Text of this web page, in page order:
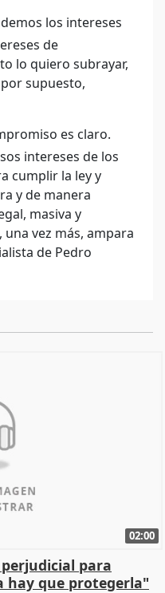
los intereses
de
lo quiero subrayar,
supuesto,
es claro.
intereses de los
cumplir la ley y
y de manera
masiva y
vez más, ampara
de Pedro
02:00
perjudicial para
hay que protegerla"